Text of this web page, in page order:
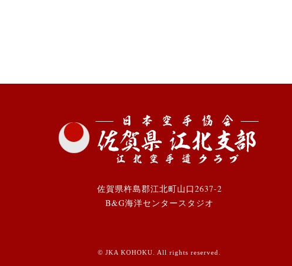
佐賀県杵島郡江北町山口2637-2
B&G海洋センタースタジオ
© JKA KOHOKU. All rights reserved.